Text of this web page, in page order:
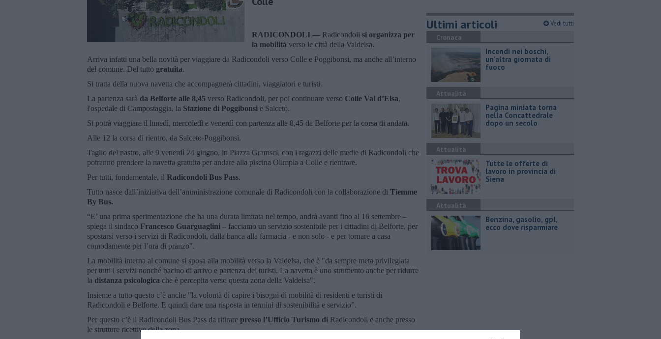
RADICONDOLI — Radicondoli si organizza per
la mobilità verso le città della Valdelsa.
Arriva infatti una bella novità per viaggiare da Radicondoli verso Colle e Poggibonsi, ma anche all’interno
del comune. Del tutto gratuita.
Si tratta della nuova navetta che accompagnerà cittadini, viaggiatori e turisti.
La partenza sarà da Belforte alle 8,45 verso Radicondoli, per poi continuare verso Colle Val d’Elsa,
l'ospedale di Campostaggia, la Stazione di Poggibonsi e Salceto.
Si potrà viaggiare il lunedì, mercoledì e venerdì con partenza alle 8,45 da Belforte per la corsa di andata.
Alle 12 la corsa di rientro, da Salceto-Poggibonsi.
Taglio del nastro, alle 9 venerdì 24 giugno, in Piazza Gramsci, con i ragazzi delle medie di Radicondoli che
potranno prendere la navetta gratuita per andare alla piscina Olimpia a Colle e rientrare.
Per tutti, fondamentale, il Radicondoli Bus Pass.
Tutto nasce dall’iniziativa dell’amministrazione comunale di Radicondoli con la collaborazione di Tiemme
By Bus.
“E’ una prima sperimentazione che ha una durata limitata nel tempo, andrà avanti fino al 16 settembre –
spiega il sindaco Francesco Guarguaglini – facciamo un servizio sostenibile per i cittadini di Belforte, per
spostarsi verso i servizi di Radicondoli, dalla banca alla farmacia - e non solo - e per tornare a casa
comodamente per l’ora di pranzo".
La mobilità interna al comune si sposa alla mobilità verso la Valdelsa, che è "da sempre meta privilegiata
per tutti i servizi nonché bacino di arrivo e partenza dei turisti. La navetta è uno strumento anche per ridurre
la distanza psicologica che è percepita verso questa zona della Valdelsa".
Insieme a tutto questo c’è anche "la volontà di capire i bisogni di mobilità di residenti e turisti di
Radicondoli e Belforte. E quindi dare una risposta in termini di sostenibilità e servizio”.
Per questo c’è il Radicondoli Bus Pass da ritirare presso l’Ufficio Turismo di Radicondoli e anche presso
le strutture ricettive della zona.
Ultimi articoli Vedi tutti
Cronaca
Incendi nei boschi,
un'altra giornata di
fuoco
Attualità
Pagina miniata torna
nella Concattedrale
dopo un secolo
Attualità
​Tutte le offerte di
lavoro in provincia di
Siena
Attualità
​Benzina, gasolio, gpl,
ecco dove risparmiare